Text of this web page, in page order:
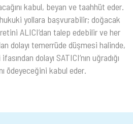
kabul, beyan ve taahhüt eder.
yollara başvurabilir; doğacak
ALICI’dan talep edebilir ve her
dolayı temerrüde düşmesi halinde,
dolayı SATICI’nın uğradığı
ödeyeceğini kabul eder.